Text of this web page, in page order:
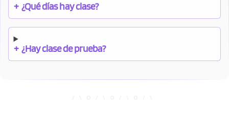
+ ¿Qué días hay clase?
+ ¿Hay clase de prueba?